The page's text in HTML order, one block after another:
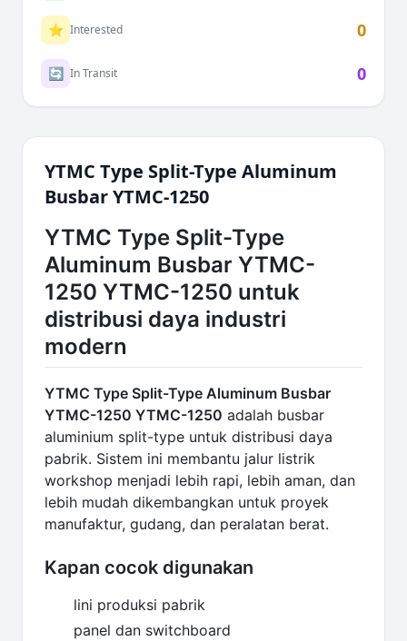
⭐ Interested 0
🔄 In Transit 0
YTMC Type Split-Type Aluminum
Busbar YTMC-1250
YTMC Type Split-Type
Aluminum Busbar YTMC-
1250 YTMC-1250 untuk
distribusi daya industri
modern
YTMC Type Split-Type Aluminum Busbar
YTMC-1250 YTMC-1250 adalah busbar
aluminium split-type untuk distribusi daya
pabrik. Sistem ini membantu jalur listrik
workshop menjadi lebih rapi, lebih aman, dan
lebih mudah dikembangkan untuk proyek
manufaktur, gudang, dan peralatan berat.
Kapan cocok digunakan
lini produksi pabrik
panel dan switchboard